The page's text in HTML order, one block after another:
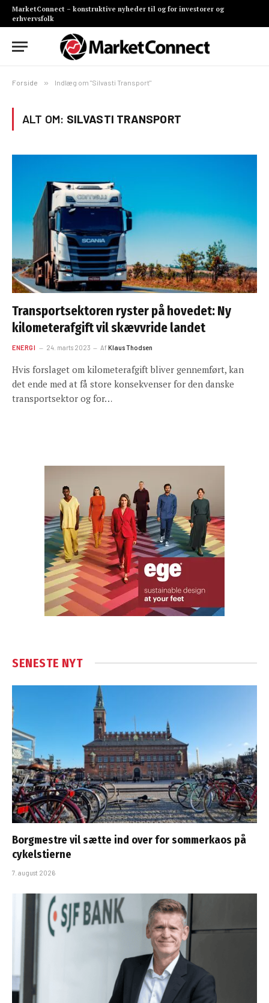
MarketConnect – konstruktive nyheder til og for investorer og
erhvervsfolk
Forside » Indlæg om "Silvasti Transport"
ALT OM: SILVASTI TRANSPORT
Transportsektoren ryster på hovedet: Ny
kilometerafgift vil skævvride landet
ENERGI 24. marts 2023 AfKlaus Thodsen
Hvis forslaget om kilometerafgift bliver gennemført, kan
det ende med at få store konsekvenser for den danske
transportsektor og for…
SENESTE NYT
Borgmestre vil sætte ind over for sommerkaos på
cykelstierne
7. august 2026